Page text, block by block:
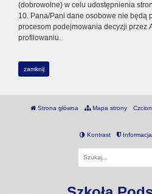
(dobrowolne) w celu udostępnienia
10. Pana/Pani dane osobowe nie będą
procesom podejmowania decyzji przez
profilowaniu.
zamknij
Strona główna Mapa strony
Kontrast Informacja